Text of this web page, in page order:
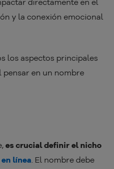
directamente en el
y la conexión emocional
los aspectos principales
pensar en un nombre
es crucial definir el nicho
línea. El nombre debe